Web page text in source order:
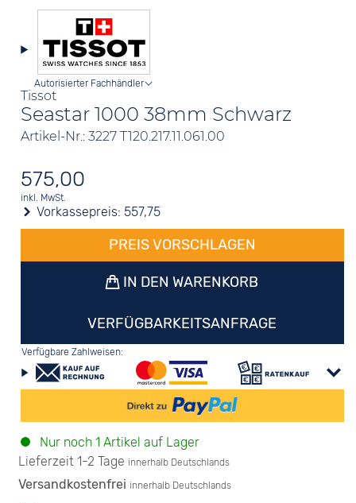
Tissot
Seastar 1000 38mm Schwarz
Artikel-Nr.: 3227 T120.217.11.061.00
Autorisierter Fachhändler
575,00
inkl. MwSt.
Vorkassepreis: 557,75
PREIS VORSCHLAGEN
IN DEN WARENKORB
VERFÜGBARKEITSANFRAGE
Verfügbare Zahlweisen:
Nur noch 1 Artikel auf Lager
Lieferzeit 1-2 Tage innerhalb Deutschlands
Versandkostenfrei innerhalb Deutschlands